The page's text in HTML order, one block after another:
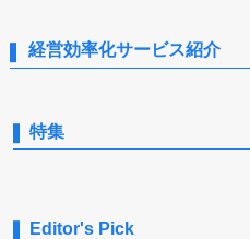
経営効率化サービス紹介
特集
Editor's Pick